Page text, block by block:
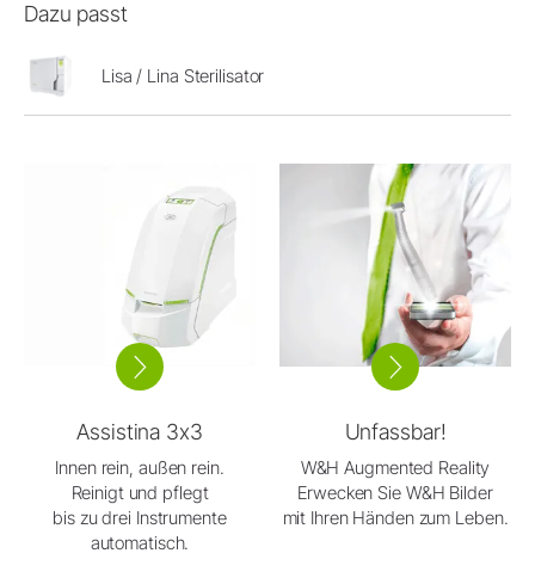
Dazu passt
Lisa / Lina Sterilisator
Assistina 3x3
Innen rein, außen rein.
Reinigt und pflegt
bis zu drei Instrumente
automatisch.
Unfassbar!
W&H Augmented Reality
Erwecken Sie W&H Bilder
mit Ihren Händen zum Leben.